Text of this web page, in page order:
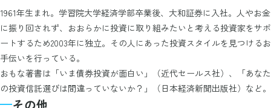
1961年生まれ。学習院大学経済学部卒業後、大和証券に入社。人やお金
に振り回されず、おおらかに投資に取り組みたいと考える投資家をサポ
ートするため2003年に独立。その人にあった投資スタイルを見つけるお
手伝いを行っている。
おもな著書は「いま債券投資が面白い」（近代セールス社）、「あなた
の投資信託選びは間違っていないか？」（日本経済新聞出版社）など。